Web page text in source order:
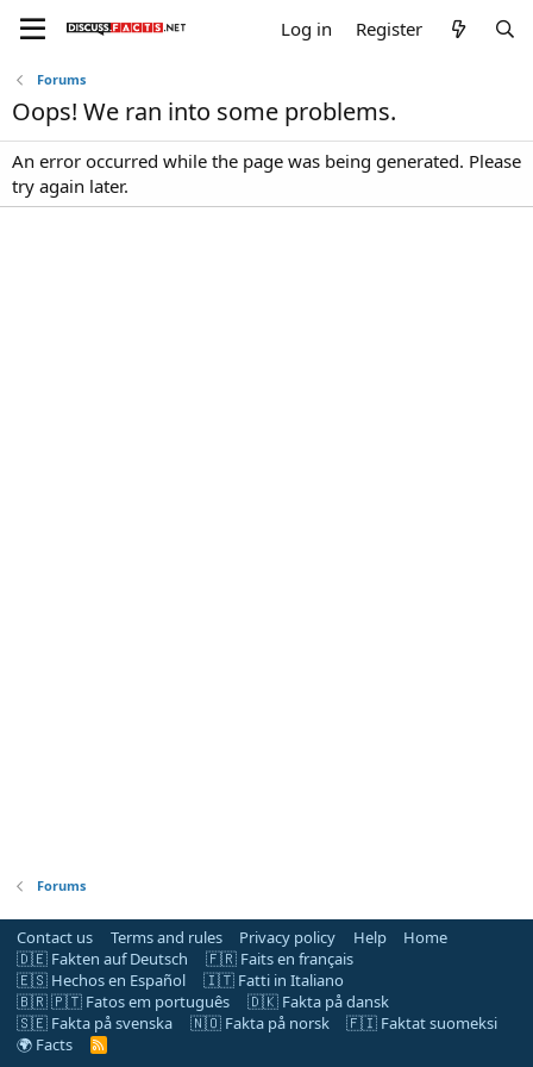
Log in Register
Forums
Oops! We ran into some problems.
An error occurred while the page was being generated. Please
try again later.
Forums
Contact us Terms and rules Privacy policy Help
Home
🇩🇪 Fakten auf Deutsch
🇫🇷 Faits en français
🇪🇸 Hechos en Español
🇮🇹 Fatti in Italiano
🇧🇷 🇵🇹 Fatos em português
🇩🇰 Fakta på dansk
🇸🇪 Fakta på svenska
🇳🇴 Fakta på norsk
🇫🇮 Faktat suomeksi
🌍 Facts
R